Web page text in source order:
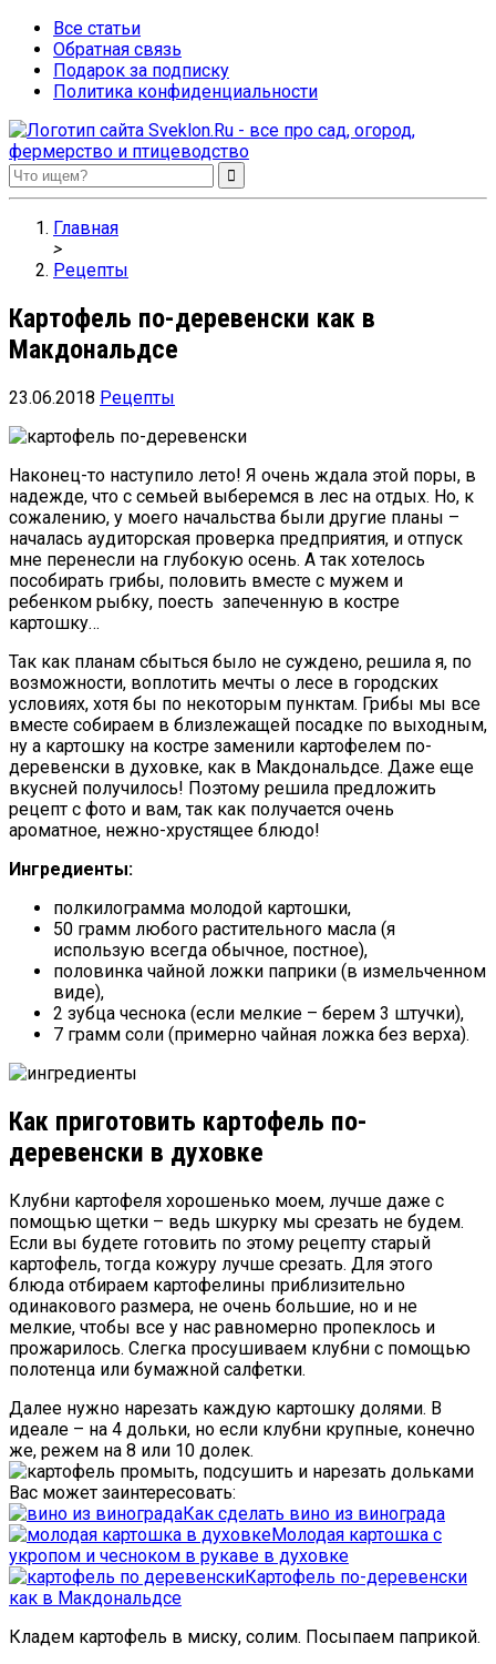
Все статьи
Обратная связь
Подарок за подписку
Политика конфиденциальности
Sveklon.Ru – все про сад, огород, фермерство и птицеводство
Главная
>
Рецепты
Картофель по-деревенски как в
Макдональдсе
23.06.2018 Рецепты
Наконец-то наступило лето! Я очень ждала этой поры, в
надежде, что с семьей выберемся в лес на отдых. Но, к
сожалению, у моего начальства были другие планы –
началась аудиторская проверка предприятия, и отпуск
мне перенесли на глубокую осень. А так хотелось
пособирать грибы, половить вместе с мужем и
ребенком рыбку, поесть запеченную в костре
картошку…
Так как планам сбыться было не суждено, решила я, по
возможности, воплотить мечты о лесе в городских
условиях, хотя бы по некоторым пунктам. Грибы мы все
вместе собираем в близлежащей посадке по выходным,
ну а картошку на костре заменили картофелем по-
деревенски в духовке, как в Макдональдсе. Даже еще
вкусней получилось! Поэтому решила предложить
рецепт с фото и вам, так как получается очень
ароматное, нежно-хрустящее блюдо!
Ингредиенты:
полкилограмма молодой картошки,
50 грамм любого растительного масла (я
использую всегда обычное, постное),
половинка чайной ложки паприки (в измельченном
виде),
2 зубца чеснока (если мелкие – берем 3 штучки),
7 грамм соли (примерно чайная ложка без верха).
Как приготовить картофель по-
деревенски в духовке
Клубни картофеля хорошенько моем, лучше даже с
помощью щетки – ведь шкурку мы срезать не будем.
Если вы будете готовить по этому рецепту старый
картофель, тогда кожуру лучше срезать. Для этого
блюда отбираем картофелины приблизительно
одинакового размера, не очень большие, но и не
мелкие, чтобы все у нас равномерно пропеклось и
прожарилось. Слегка просушиваем клубни с помощью
полотенца или бумажной салфетки.
Далее нужно нарезать каждую картошку долями. В
идеале – на 4 дольки, но если клубни крупные, конечно
же, режем на 8 или 10 долек.
Вас может заинтересовать:
Как сделать вино из винограда
Молодая картошка с
укропом и чесноком в рукаве в духовке
Картофель по-деревенски
как в Макдональдсе
Кладем картофель в миску, солим. Посыпаем паприкой.